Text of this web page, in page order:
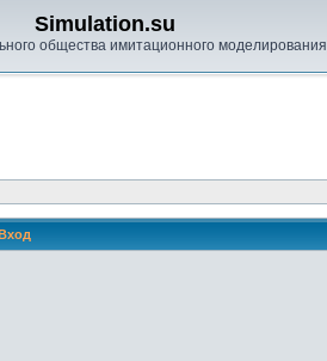
Simulation.su
общества имитационного моделирования